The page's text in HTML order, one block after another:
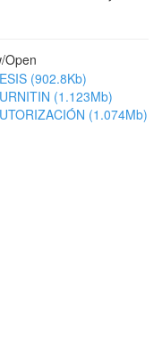
Open
(902.8Kb)
(1.123Mb)
(1.074Mb)